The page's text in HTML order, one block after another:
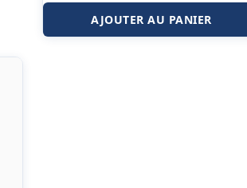
AJOUTER AU PANIER